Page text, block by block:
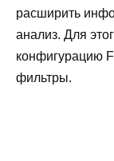
расширить
анализ. Для
конфигурацию
фильтры.